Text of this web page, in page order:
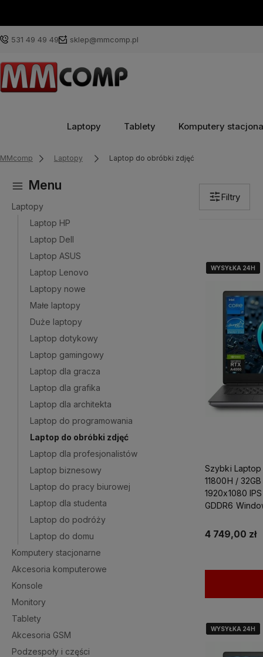
531 49 49 49 sklep@mmcomp.pl
Laptopy Tablety Komputery
MMcomp Laptopy Laptop do obróbki zdjęć
Menu
Laptopy
Laptop HP
Laptop Dell
Laptop ASUS
Laptop Lenovo
Laptopy nowe
Małe laptopy
Duże laptopy
Laptop dotykowy
Laptop gamingowy
Laptop dla gracza
Laptop dla grafika
Laptop dla architekta
Laptop do programowania
Laptop do obróbki zdjęć
Laptop dla profesjonalistów
Laptop biznesowy
Laptop do pracy biurowej
Laptop dla studenta
Laptop do podróży
Laptop do domu
Komputery stacjonarne
Akcesoria komputerowe
Konsole
Monitory
Tablety
Akcesoria GSM
Podzespoły i części
Filtry
WYSYŁKA 24H
WYSYŁKA 24H
WYSYŁKA 24H
WYSYŁKA 24H
Szybki
11800H /
1920x1080
GDDR6
4 749,00 zł
WYSYŁKA 24H
WYSYŁKA 24H
WYSYŁKA 24H
WYSYŁKA 24H